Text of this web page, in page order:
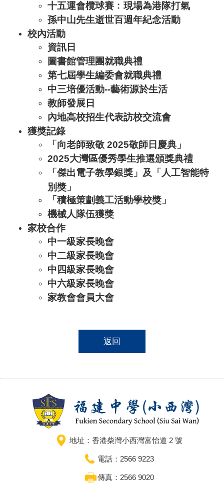
十五運會欖球賽﹕現場為港隊打氣
孫中山先生逝世百週年紀念活動
校內活動
資訊日
圖書館管理團就職典禮
第七屆學生編委會就職典禮
中三培優活動--藝術源於生活
教師發展日
內地高校招生代表訪校交流會
獲獎記錄
「向老師致敬 2025敬師日慶典」
2025大灣區優秀學生推選頒獎典禮
「傑出電子教學銀獎」及「人工智能特
別獎」
「積極策劃義工活動學校獎」
機械人隊伍獲獎
家校合作
中一級家長晚會
中二級家長晚會
中四級家長晚會
中六級家長晚會
家教會會員大會
返回
地址：香港柴灣小西灣富怡道 2 號
電話：2566 9223
傳真：2566 9020